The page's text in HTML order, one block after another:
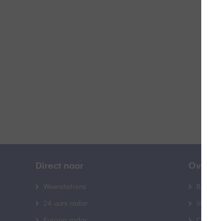
Direct naar
Weerstations
24 uurs radar
Over